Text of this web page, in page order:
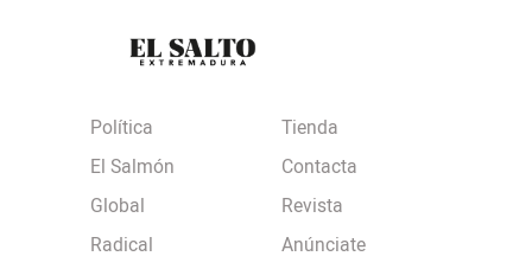
Política
El Salmón
Global
Radical
Tienda
Contacta
Revista
Anúnciate